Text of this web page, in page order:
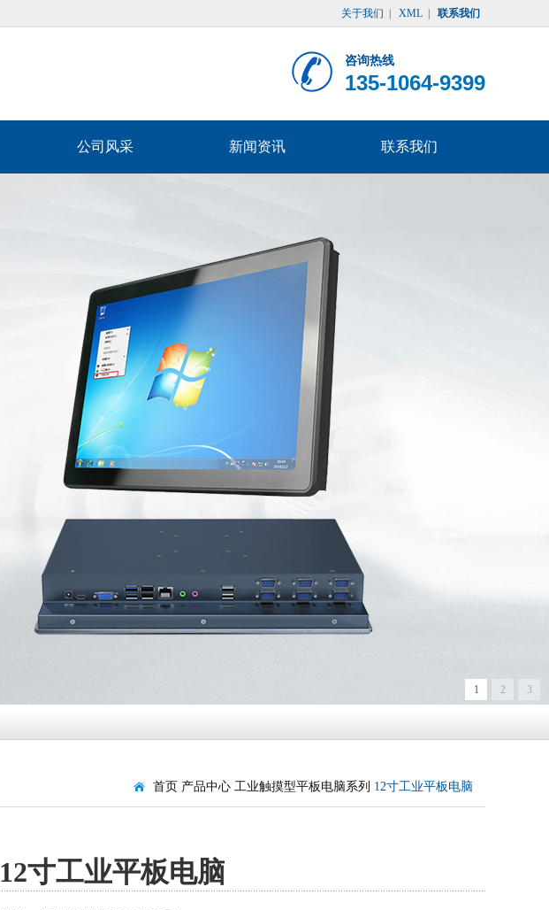
关于我们 XML 联系我们
咨询热线
135-1064-9399
公司风采 新闻资讯 联系我们
1 2 3
首页 产品中心 工业触摸型平板电脑系列 12寸工业平板电脑
12寸工业平板电脑